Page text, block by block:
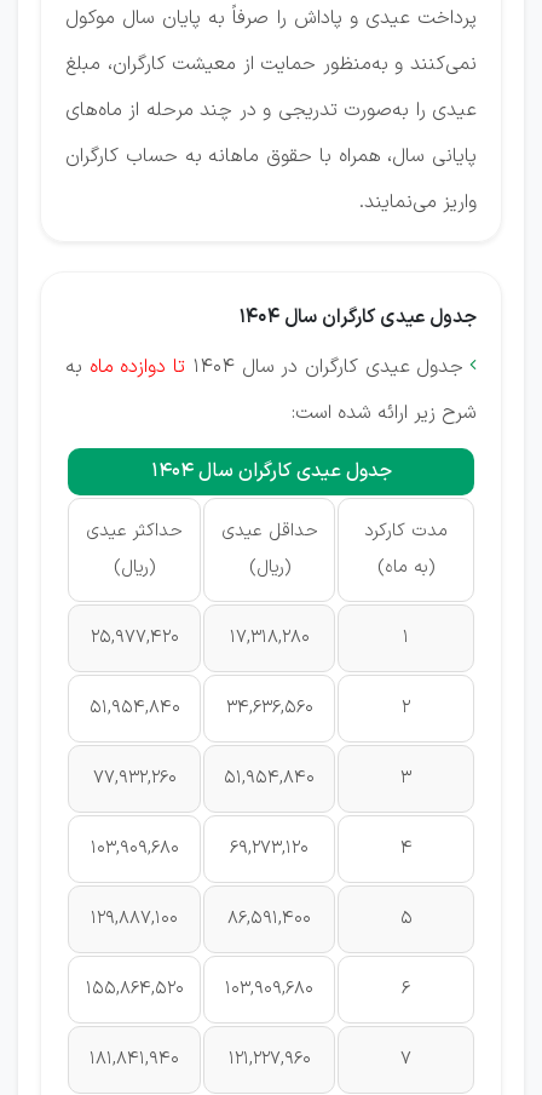
پرداخت عیدی و پاداش را صرفاً به پایان سال موکول
نمی‌کنند و به‌منظور حمایت از معیشت کارگران، مبلغ
عیدی را به‌صورت تدریجی و در چند مرحله از ماه‌های
پایانی سال، همراه با حقوق ماهانه به حساب کارگران
واریز می‌نمایند.
جدول عیدی کارگران سال 1404
 جدول عیدی کارگران در سال 1404 تا دوازده ماه به
شرح زیر ارائه شده است:
جدول عیدی کارگران سال 1404
مدت کارکرد
(به ماه)
حداقل عیدی
(ریال)
حداکثر عیدی
(ریال)
1
17,318,280
25,977,420
2
34,636,560
51,954,840
3
51,954,840
77,932,260
4
69,273,120
103,909,680
5
86,591,400
129,887,100
6
103,909,680
155,864,520
7
121,227,960
181,841,940